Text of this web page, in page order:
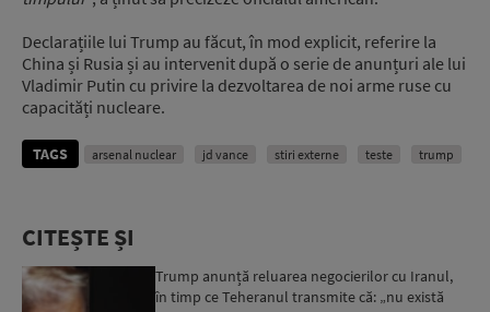
Declarațiile lui Trump au făcut, în mod explicit, referire la
China și Rusia și au intervenit după o serie de anunțuri ale lui
Vladimir Putin cu privire la dezvoltarea de noi arme ruse cu
capacități nucleare.
TAGS arsenal nuclear jd vance stiri externe teste trump
CITEȘTE ȘI
Trump anunță reluarea negocierilor cu Iranul,
în timp ce Teheranul transmite că: „nu există